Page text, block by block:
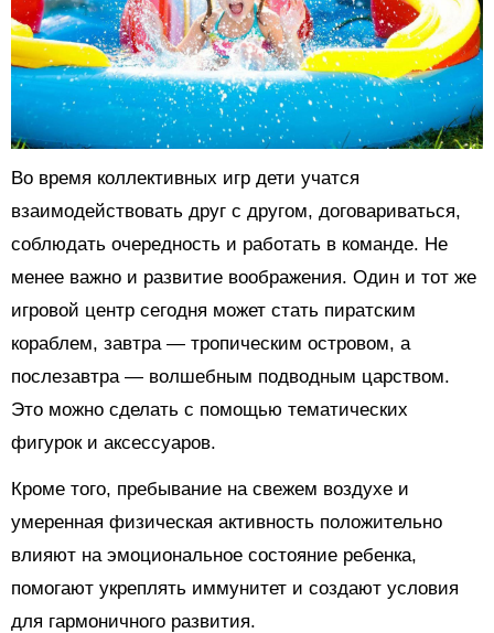
Во время коллективных игр дети учатся
взаимодействовать друг с другом, договариваться,
соблюдать очередность и работать в команде. Не
менее важно и развитие воображения. Один и тот же
игровой центр сегодня может стать пиратским
кораблем, завтра — тропическим островом, а
послезавтра — волшебным подводным царством.
Это можно сделать с помощью тематических
фигурок и аксессуаров.
Кроме того, пребывание на свежем воздухе и
умеренная физическая активность положительно
влияют на эмоциональное состояние ребенка,
помогают укреплять иммунитет и создают условия
для гармоничного развития.